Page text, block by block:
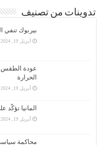
تدوينات من تصنيف
بيربوك تنفي
أبريل 19, 2024
عودة الطقس
الحرارة
أبريل 19, 2024
المانيا
أبريل 19, 2024
محاكمة